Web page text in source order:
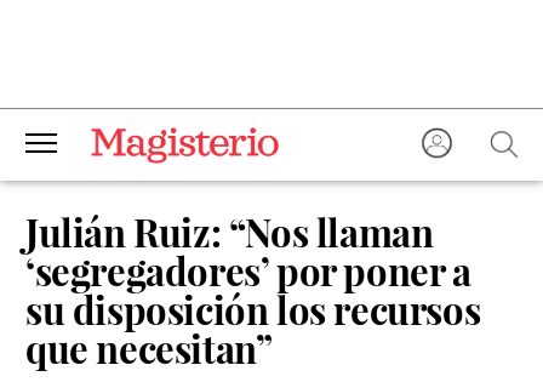
Julián Ruiz: “Nos llaman
‘segregadores’ por poner a
su disposición los recursos
que necesitan”